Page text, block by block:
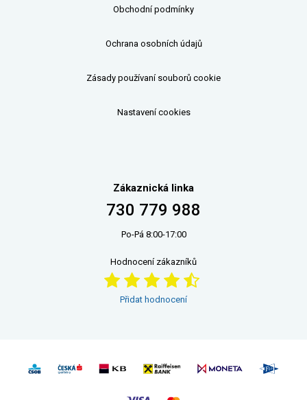
Obchodní podmínky
Ochrana osobních údajů
Zásady používaní souborů cookie
Nastavení cookies
Zákaznická linka
730 779 988
Po-Pá 8:00-17:00
Hodnocení zákazníků
Přidat hodnocení